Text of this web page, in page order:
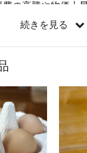
費の高騰や物価上
しております。こ
まいりましたが、
り料金改定させて
コストの上昇によ
した。何卒ご理
す。
によっては送料
だけるものもござ
続きを見る